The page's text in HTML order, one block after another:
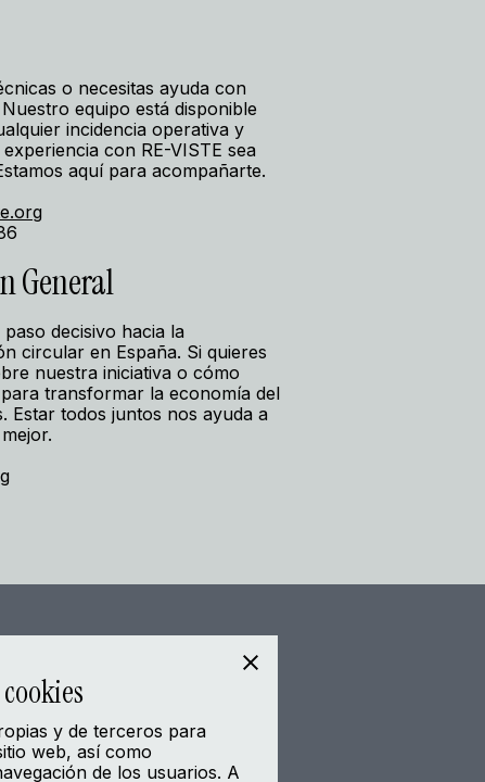
o necesitas ayuda con
equipo está disponible
incidencia operativa y
con RE-VISTE sea
aquí para acompañarte.
General
decisivo hacia la
circular en España. Si quieres
nuestra iniciativa o cómo
transformar la economía del
Estar todos juntos nos ayuda a
y de terceros para
web, así como
de los usuarios. A